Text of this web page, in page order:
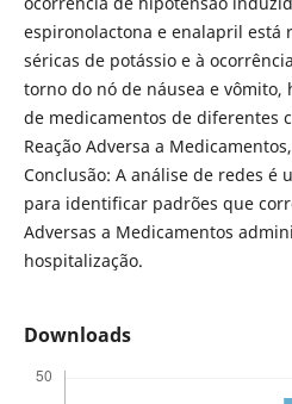
espironolactona e enalapril está
séricas de potássio e à
torno do nó de náusea e
de medicamentos de diferentes
Reação Adversa a
Conclusão: A análise de redes é
para identificar padrões que
Adversas a Medicamentos
hospitalização.
Downloads